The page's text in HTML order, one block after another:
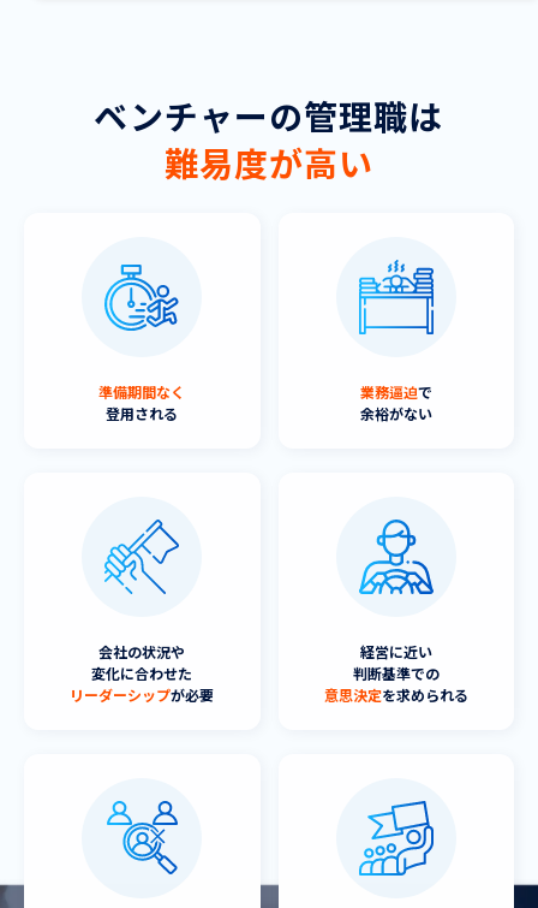
ベンチャーの管理職は
難易度が高い
準備期間なく
登用される
業務逼迫で
余裕がない
会社の状況や
変化に合わせた
リーダーシップが必要
経営に近い
判断基準での
意思決定を求められる